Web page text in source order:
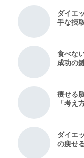
ダイエ
手な摂
食べな
成功の
痩せる
「考え
ダイエ
の痩せ